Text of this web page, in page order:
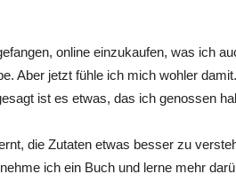
online einzukaufen, was ich
Aber jetzt fühle ich mich wohler
ist es etwas, das ich genossen
die Zutaten etwas besser zu
ich ein Buch und lerne mehr